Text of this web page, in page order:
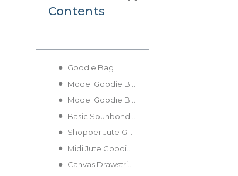
Contents
Goodie Bag
Midi Jute Goodie Bag
Canvas Drawstring Goodie Bag